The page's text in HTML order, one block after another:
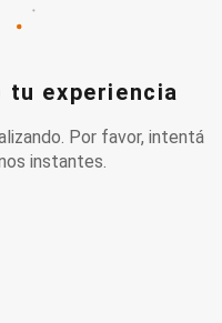
tu experiencia
Por favor, intentá
instantes.